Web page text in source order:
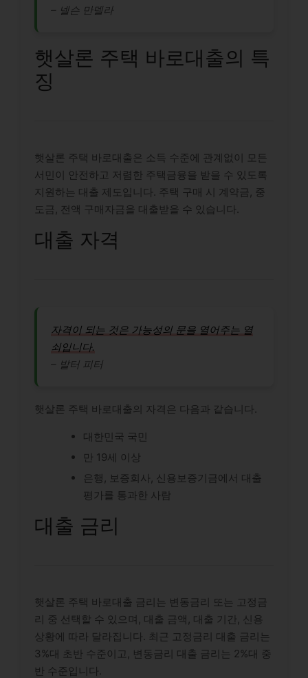
– 넬슨 만델라
햇살론 주택 바로대출의 특
징
햇살론 주택 바로대출은 소득 수준에 관계없이 모든
서민이 안전하고 저렴한 주택금융을 받을 수 있도록
지원하는 대출 제도입니다. 주택 구매 시 계약금, 중
도금, 전액 구매자금을 대출받을 수 있습니다.
대출 자격
자격이 되는 것은 가능성의 문을 열어주는 열
쇠입니다.
– 발터 피터
햇살론 주택 바로대출의 자격은 다음과 같습니다.
대한민국 국민
만 19세 이상
은행, 보증회사, 신용보증기금에서 대출
평가를 통과한 사람
대출 금리
햇살론 주택 바로대출 금리는 변동금리 또는 고정금
리 중 선택할 수 있으며, 대출 금액, 대출 기간, 신용
상황에 따라 달라집니다. 최근 고정금리 대출 금리는
3%대 초반 수준이고, 변동금리 대출 금리는 2%대 중
반 수준입니다.